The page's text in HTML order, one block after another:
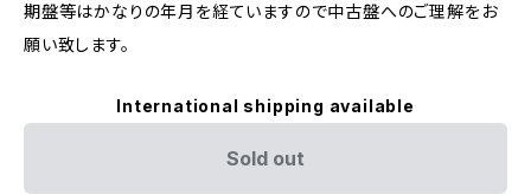
期盤等はかなりの年月を経ていますので中古盤へのご理解をお
願い致します。
International shipping available
Sold out